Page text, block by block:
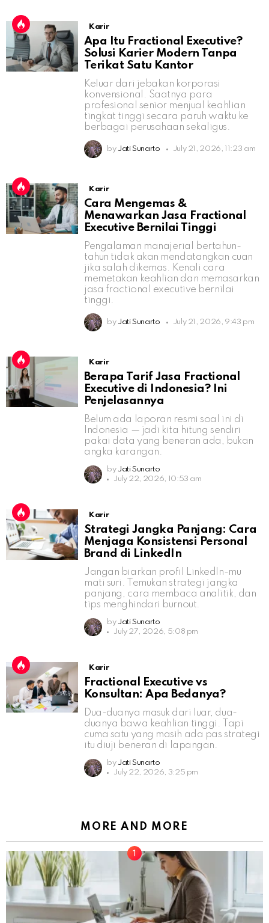
Karir
Apa Itu Fractional Executive?
Solusi Karier Modern Tanpa
Terikat Satu Kantor
Keluar dari jebakan korporasi
konvensional. Saatnya para
profesional senior menjual keahlian
tingkat tinggi secara paruh waktu ke
berbagai perusahaan sekaligus.
by Jati Sunarto July 21, 2026, 11:23 am
Karir
Cara Mengemas &
Menawarkan Jasa Fractional
Executive Bernilai Tinggi
Pengalaman manajerial bertahun-
tahun tidak akan mendatangkan cuan
jika salah dikemas. Kenali cara
memetakan keahlian dan memasarkan
jasa fractional executive bernilai
tinggi.
by Jati Sunarto July 21, 2026, 9:43 pm
Karir
Berapa Tarif Jasa Fractional
Executive di Indonesia? Ini
Penjelasannya
Belum ada laporan resmi soal ini di
Indonesia — jadi kita hitung sendiri
pakai data yang beneran ada, bukan
angka karangan.
by Jati Sunarto
July 22, 2026, 10:53 am
Karir
Strategi Jangka Panjang: Cara
Menjaga Konsistensi Personal
Brand di LinkedIn
Jangan biarkan profil LinkedIn-mu
mati suri. Temukan strategi jangka
panjang, cara membaca analitik, dan
tips menghindari burnout.
by Jati Sunarto
July 27, 2026, 5:08 pm
Karir
Fractional Executive vs
Konsultan: Apa Bedanya?
Dua-duanya masuk dari luar, dua-
duanya bawa keahlian tinggi. Tapi
cuma satu yang masih ada pas strategi
itu diuji beneran di lapangan.
by Jati Sunarto
July 22, 2026, 3:25 pm
MORE AND MORE